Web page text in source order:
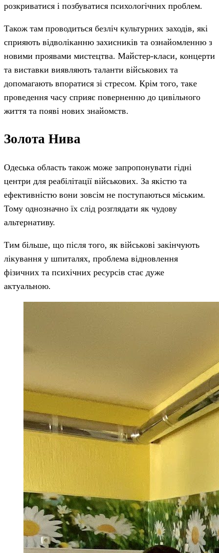
розкриватися і позбуватися психологічних проблем.
Також там проводиться безліч культурних заходів, які
сприяють відволіканню захисників та ознайомленню з
новими проявами мистецтва. Майстер-класи, концерти
та виставки виявляють таланти військових та
допомагають впоратися зі стресом. Крім того, таке
проведення часу сприяє поверненню до цивільного
життя та появі нових знайомств.
Золота Нива
Одеська область також може запропонувати гідні
центри для реабілітації військових. За якістю та
ефективністю вони зовсім не поступаються міським.
Тому однозначно їх слід розглядати як чудову
альтернативу.
Тим більше, що після того, як військові закінчують
лікування у шпиталях, проблема відновлення
фізичних та психічних ресурсів стає дуже
актуальною.